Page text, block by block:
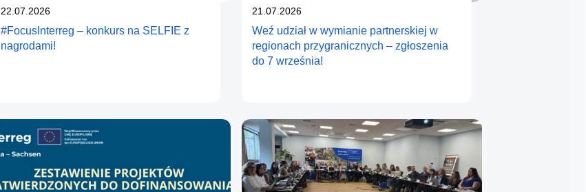
Opublikowano
22.07.2026
#FocusInterreg – konkurs na SELFIE z
nagrodami!
Opublikowano
21.07.2026
Weź udział w wymianie partnerskiej w
regionach przygranicznych – zgłoszenia
do 7 września!